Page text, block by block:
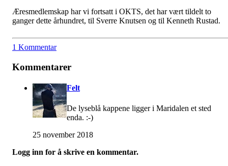
Æresmedlemskap har vi fortsatt i OKTS, det har vært tildelt to
ganger dette århundret, til Sverre Knutsen og til Kenneth Rustad.
1 Kommentar
Kommentarer
Felt
De lyseblå kappene ligger i Maridalen et sted
enda. :-)
25 november 2018
Logg inn for å skrive en kommentar.